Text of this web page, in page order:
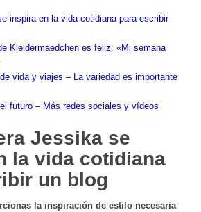
inspira en la vida cotidiana para escribir
Kleidermaedchen es feliz: «Mi semana
vida y viajes – La variedad es importante
futuro – Más redes sociales y vídeos
Jessika se
la vida cotidiana
un blog
la inspiración de estilo necesaria